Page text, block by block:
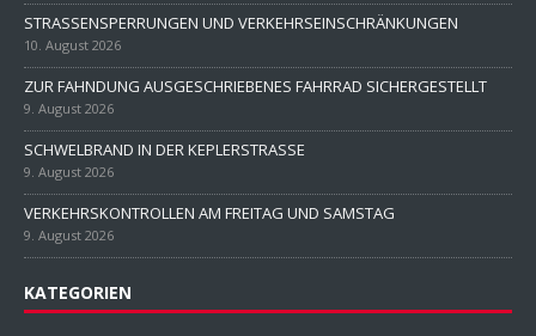
STRASSENSPERRUNGEN UND VERKEHRSEINSCHRÄNKUNGEN
10. August 2026
ZUR FAHNDUNG AUSGESCHRIEBENES FAHRRAD SICHERGESTELLT
9. August 2026
SCHWELBRAND IN DER KEPLERSTRASSE
9. August 2026
VERKEHRSKONTROLLEN AM FREITAG UND SAMSTAG
9. August 2026
KATEGORIEN